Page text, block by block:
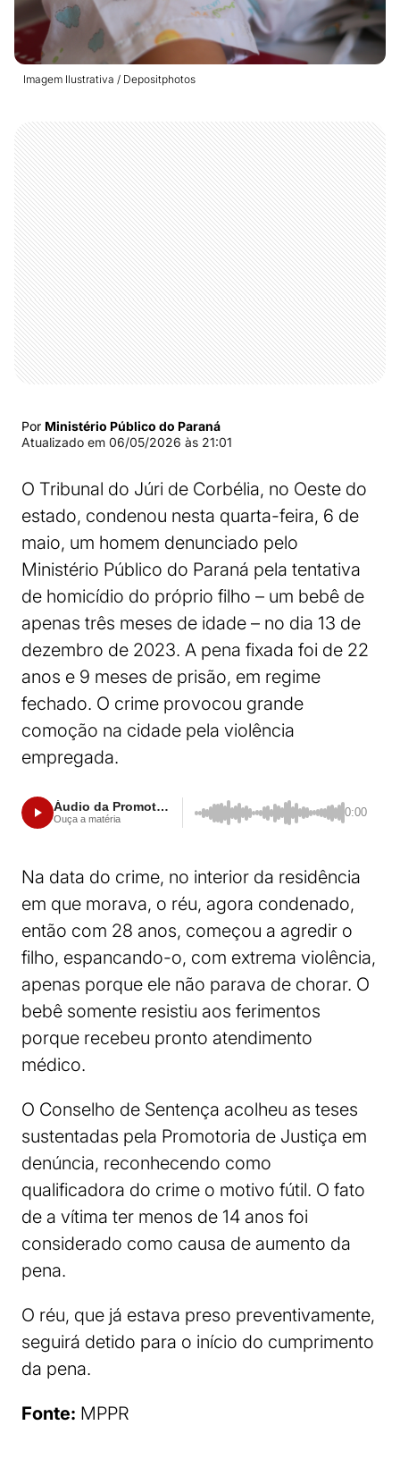
Imagem Ilustrativa / Depositphotos
Por Ministério Público do Paraná
Atualizado em 06/05/2026 às 21:01
O Tribunal do Júri de Corbélia, no Oeste do
estado, condenou nesta quarta-feira, 6 de
maio, um homem denunciado pelo
Ministério Público do Paraná pela tentativa
de homicídio do próprio filho – um bebê de
apenas três meses de idade – no dia 13 de
dezembro de 2023. A pena fixada foi de 22
anos e 9 meses de prisão, em regime
fechado. O crime provocou grande
comoção na cidade pela violência
empregada.
Áudio da Promotora de Justiça Cláudia Tonetti Biazus
Ouça a matéria 0:00
Na data do crime, no interior da residência
em que morava, o réu, agora condenado,
então com 28 anos, começou a agredir o
filho, espancando-o, com extrema violência,
apenas porque ele não parava de chorar. O
bebê somente resistiu aos ferimentos
porque recebeu pronto atendimento
médico.
O Conselho de Sentença acolheu as teses
sustentadas pela Promotoria de Justiça em
denúncia, reconhecendo como
qualificadora do crime o motivo fútil. O fato
de a vítima ter menos de 14 anos foi
considerado como causa de aumento da
pena.
O réu, que já estava preso preventivamente,
seguirá detido para o início do cumprimento
da pena.
Fonte: MPPR